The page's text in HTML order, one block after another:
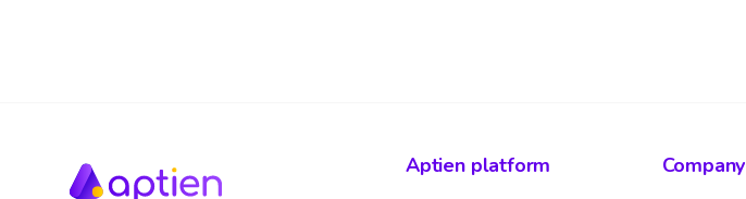
Aptien platform Company